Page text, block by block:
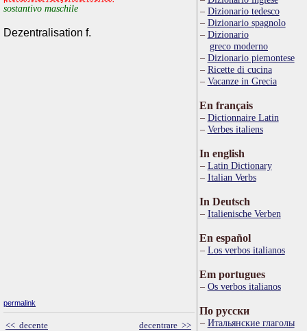
sostantivo maschile
Dezentralisation f.
permalink
<< decente decentrare >>
Dizionario tedesco
Dizionario spagnolo
Dizionario
greco moderno
Dizionario piemontese
Ricette di cucina
Vacanze in Grecia
En français
Dictionnaire Latin
Verbes italiens
In english
Latin Dictionary
Italian Verbs
In Deutsch
Italienische Verben
En español
Los verbos italianos
Em portugues
Os verbos italianos
По русски
Итальянские глаголы